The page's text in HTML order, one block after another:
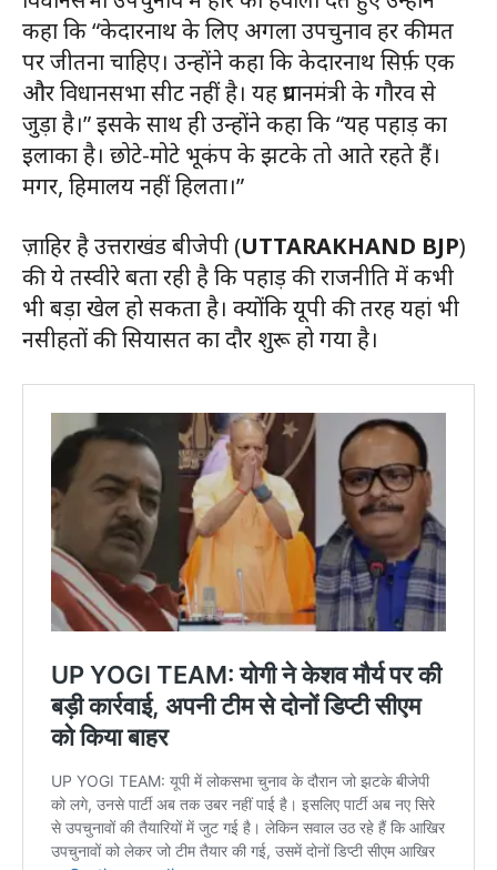
कहा कि “केदारनाथ के लिए अगला उपचुनाव हर कीमत
पर जीतना चाहिए। उन्होंने कहा कि केदारनाथ सिर्फ़ एक
और विधानसभा सीट नहीं है। यह प्रधानमंत्री के गौरव से
जुड़ा है।” इसके साथ ही उन्होंने कहा कि “यह पहाड़ का
इलाका है। छोटे-मोटे भूकंप के झटके तो आते रहते हैं।
मगर, हिमालय नहीं हिलता।”
ज़ाहिर है उत्तराखंड बीजेपी (UTTARAKHAND BJP)
की ये तस्वीरे बता रही है कि पहाड़ की राजनीति में कभी
भी बड़ा खेल हो सकता है। क्योंकि यूपी की तरह यहां भी
नसीहतों की सियासत का दौर शुरू हो गया है।